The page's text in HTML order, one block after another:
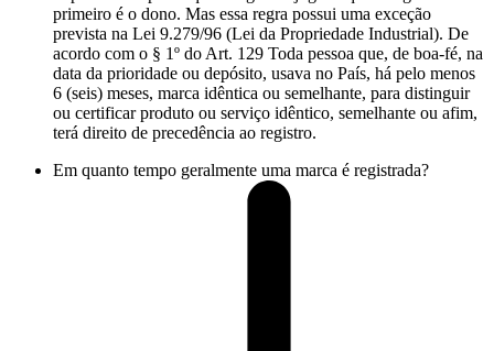
primeiro é o dono. Mas essa regra possui uma exceção
prevista na Lei 9.279/96 (Lei da Propriedade Industrial). De
acordo com o § 1º do Art. 129 Toda pessoa que, de boa-fé, na
data da prioridade ou depósito, usava no País, há pelo menos
6 (seis) meses, marca idêntica ou semelhante, para distinguir
ou certificar produto ou serviço idêntico, semelhante ou afim,
terá direito de precedência ao registro.
Em quanto tempo geralmente uma marca é registrada?